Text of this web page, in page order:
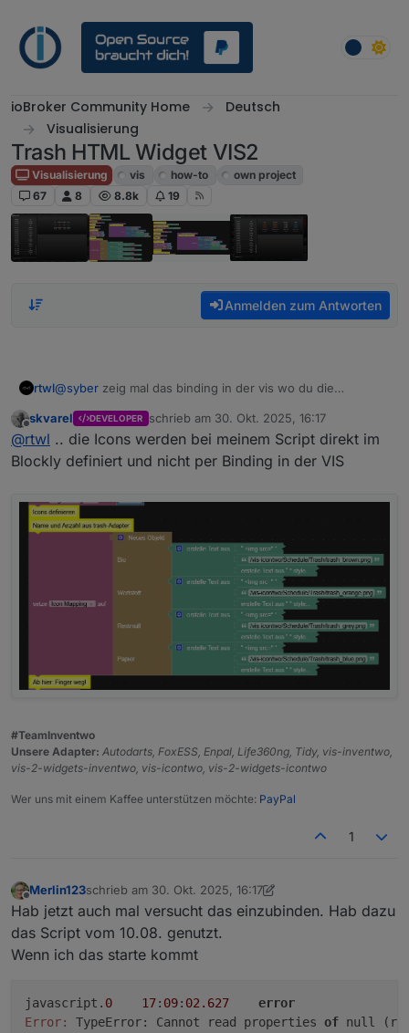
ioBroker Community Home
Deutsch
Visualisierung
Trash HTML Widget VIS2
Visualisierung vis how-to
own project
67
8 8.8k 19
Anmelden zum Antworten
rtwl@syber zeig mal das binding in der vis wo du die
nicht erkannt wird. eventuell eine fehlende klammer oder
Tippfehler?
Offline
skvarel DEVELOPER schrieb am 30. Okt. 2025, 16:17
zuletzt editiert von
@rtwl .. die Icons werden bei meinem Script direkt im
Blockly definiert und nicht per Binding in der VIS
#TeamInventwo
Unsere Adapter: Autodarts, FoxESS, Enpal, Life360ng, Tidy, vis-inventwo,
vis-2-widgets-inventwo, vis-icontwo, vis-2-widgets-icontwo
Wer uns mit einem Kaffee unterstützen möchte: PayPal
1
Offline
Merlin123schrieb am 30. Okt. 2025, 16:17
zuletzt editiert von Merlin123
Hab jetzt auch mal versucht das einzubinden. Hab dazu
das Script vom 10.08. genutzt.
Wenn ich das starte kommt
javascript. 0 17: 09: 02.627
error
Error:
TypeError: Cannot read properties of null